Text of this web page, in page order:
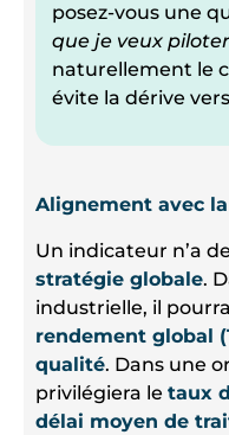
posez-vous une
que je veux piloter
naturellement le
évite la dérive
Alignement avec
Un indicateur n’a
stratégie globale.
industrielle, il
rendement global
qualité. Dans une
privilégiera le taux
délai moyen de